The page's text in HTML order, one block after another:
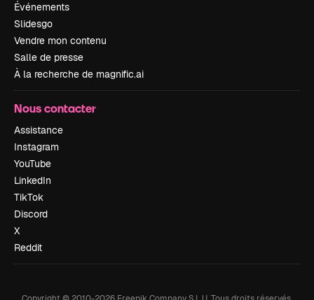
Événements
Slidesgo
Vendre mon contenu
Salle de presse
À la recherche de magnific.ai
Nous contacter
Assistance
Instagram
YouTube
LinkedIn
TikTok
Discord
X
Reddit